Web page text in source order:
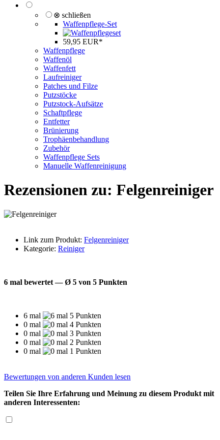
⊗ schließen
Waffenpflege-Set
59,95 EUR*
Waffenpflege
Waffenöl
Waffenfett
Laufreiniger
Patches und Filze
Putzstöcke
Putzstock-Aufsätze
Schaftpflege
Entfetter
Brünierung
Trophäenbehandlung
Zubehör
Waffenpflege Sets
Manuelle Waffenreinigung
Rezensionen zu: Felgenreiniger
Link zum Produkt: Felgenreiniger
Kategorie: Reiniger
6 mal bewertet — Ø 5 von 5 Punkten
6 mal
0 mal
0 mal
0 mal
0 mal
Bewertungen von anderen Kunden lesen
Teilen Sie Ihre Erfahrung und Meinung zu diesem Produkt mit
anderen Interessenten: